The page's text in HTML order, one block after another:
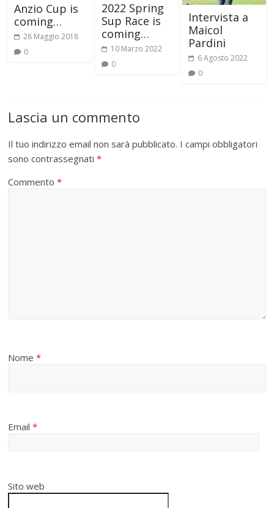
Anzio Cup is
coming…
28 Maggio 2018
0
2022 Spring
Sup Race is
coming…
10 Marzo 2022
0
Intervista a
Maicol
Pardini
6 Agosto 2022
0
Lascia un commento
Il tuo indirizzo email non sarà pubblicato. I campi obbligatori
sono contrassegnati*
Commento*
Nome*
Email*
Sito web